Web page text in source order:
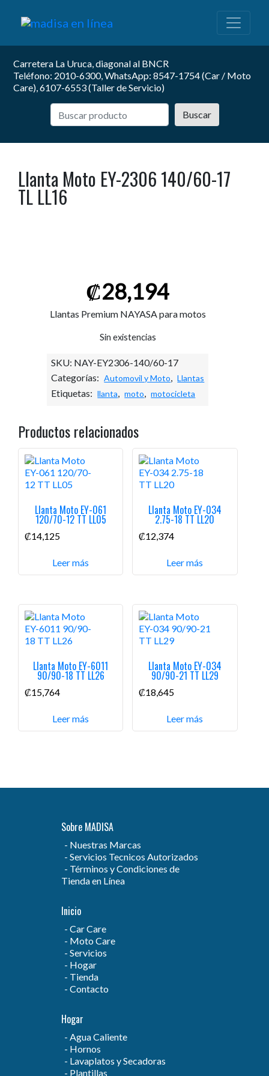
Carretera La Uruca, diagonal al BNCR
Teléfono: 2010-6300, WhatsApp: 8547-1754 (Car / Moto
Care), 6107-6553 (Taller de Servicio)
Buscar
Llanta Moto EY-2306 140/60-17
TL LL16
₡28,194
Llantas Premium NAYASA para motos
Sin existencias
SKU: NAY-EY2306-140/60-17
Categorías: Automovil y Moto, Llantas
Etiquetas: llanta, moto, motocicleta
Productos relacionados
Llanta Moto EY-061
120/70-12 TT LL05
₡14,125
Leer más
Llanta Moto EY-034
2.75-18 TT LL20
₡12,374
Leer más
Llanta Moto EY-6011
90/90-18 TT LL26
₡15,764
Leer más
Llanta Moto EY-034
90/90-21 TT LL29
₡18,645
Leer más
Sobre MADISA
Nuestras Marcas
Servicios Tecnicos Autorizados
Términos y Condiciones de
Tienda en Línea
Inicio
Car Care
Moto Care
Servicios
Hogar
Tienda
Contacto
Hogar
Agua Caliente
Hornos
Lavaplatos y Secadoras
Plantillas